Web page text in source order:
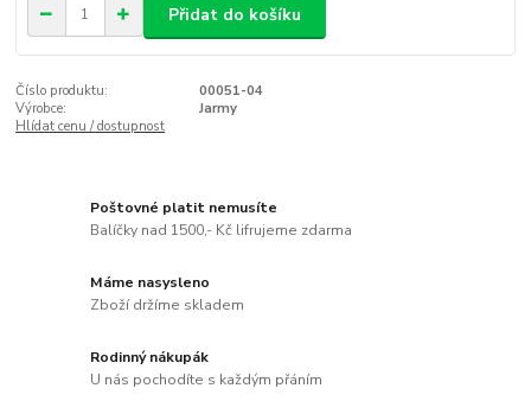
Přidat do košíku
Číslo produktu:
00051-04
Výrobce:
Jarmy
Hlídat cenu / dostupnost
Poštovné platit nemusíte
Balíčky nad 1500,- Kč lifrujeme zdarma
Máme nasysleno
Zboží držíme skladem
Rodinný nákupák
U nás pochodíte s každým přáním